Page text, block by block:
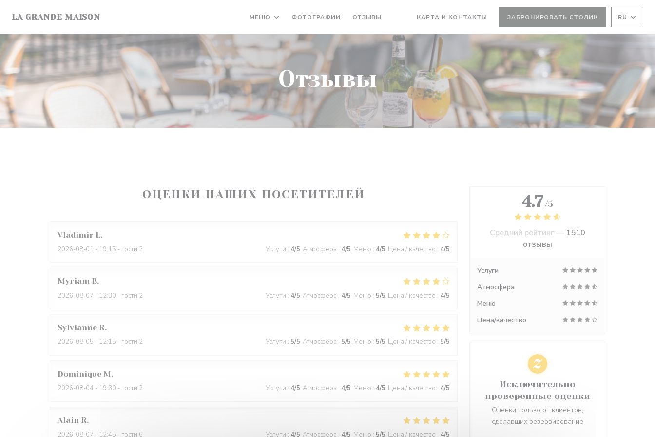
LA GRANDE MAISON МЕНЮ ФОТОГРАФИИ ОТЗЫВЫ КАРТА И КОНТАКТЫ ЗАБРОНИРОВАТЬ СТОЛИК RU
Отзывы
ОЦЕНКИ НАШИХ ПОСЕТИТЕЛЕЙ
Vladimir L
2026-08-01 - 19:15 - гости 2 Услуги : 4/5 Атмосфера : 4/5 Меню : 4/5 Цена / качество : 4/5
Myriam B
2026-08-07 - 12:30 - гости 2 Услуги : 4/5 Атмосфера : 4/5 Меню : 5/5 Цена / качество : 4/5
Sylvianne R
2026-08-05 - 12:15 - гости 2 Услуги : 5/5 Атмосфера : 5/5 Меню : 5/5 Цена / качество : 5/5
Dominique M
2026-08-04 - 19:30 - гости 2 Услуги : 4/5 Атмосфера : 4/5 Меню : 4/5 Цена / качество : 4/5
Alain R
2026-08-07 - 12:45 - гости 6 Услуги : 4/5 Атмосфера : 4/5 Меню : 5/5 Цена / качество : 4/5
4.7 /5
Средний рейтинг — 1510
отзывы
Услуги
Атмосфера
Меню
Цена/качество
Исключительно
проверенные оценки
Оценки только от клиентов,
сделавших резервирование